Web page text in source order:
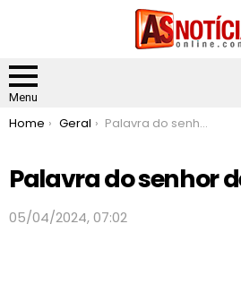
Menu
You are here:
Home Geral Palavra do senhor de Hoje
Palavra do senhor
05/04/2024, 07:02